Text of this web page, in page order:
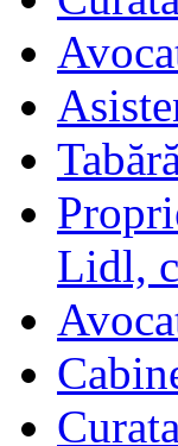
Lidl,